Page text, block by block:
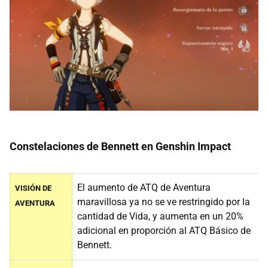
Constelaciones de Bennett en Genshin Impact
VISIÓN DE
AVENTURA
El aumento de ATQ de Aventura
maravillosa ya no se ve restringido por la
cantidad de Vida, y aumenta en un 20%
adicional en proporción al ATQ Básico de
Bennett.